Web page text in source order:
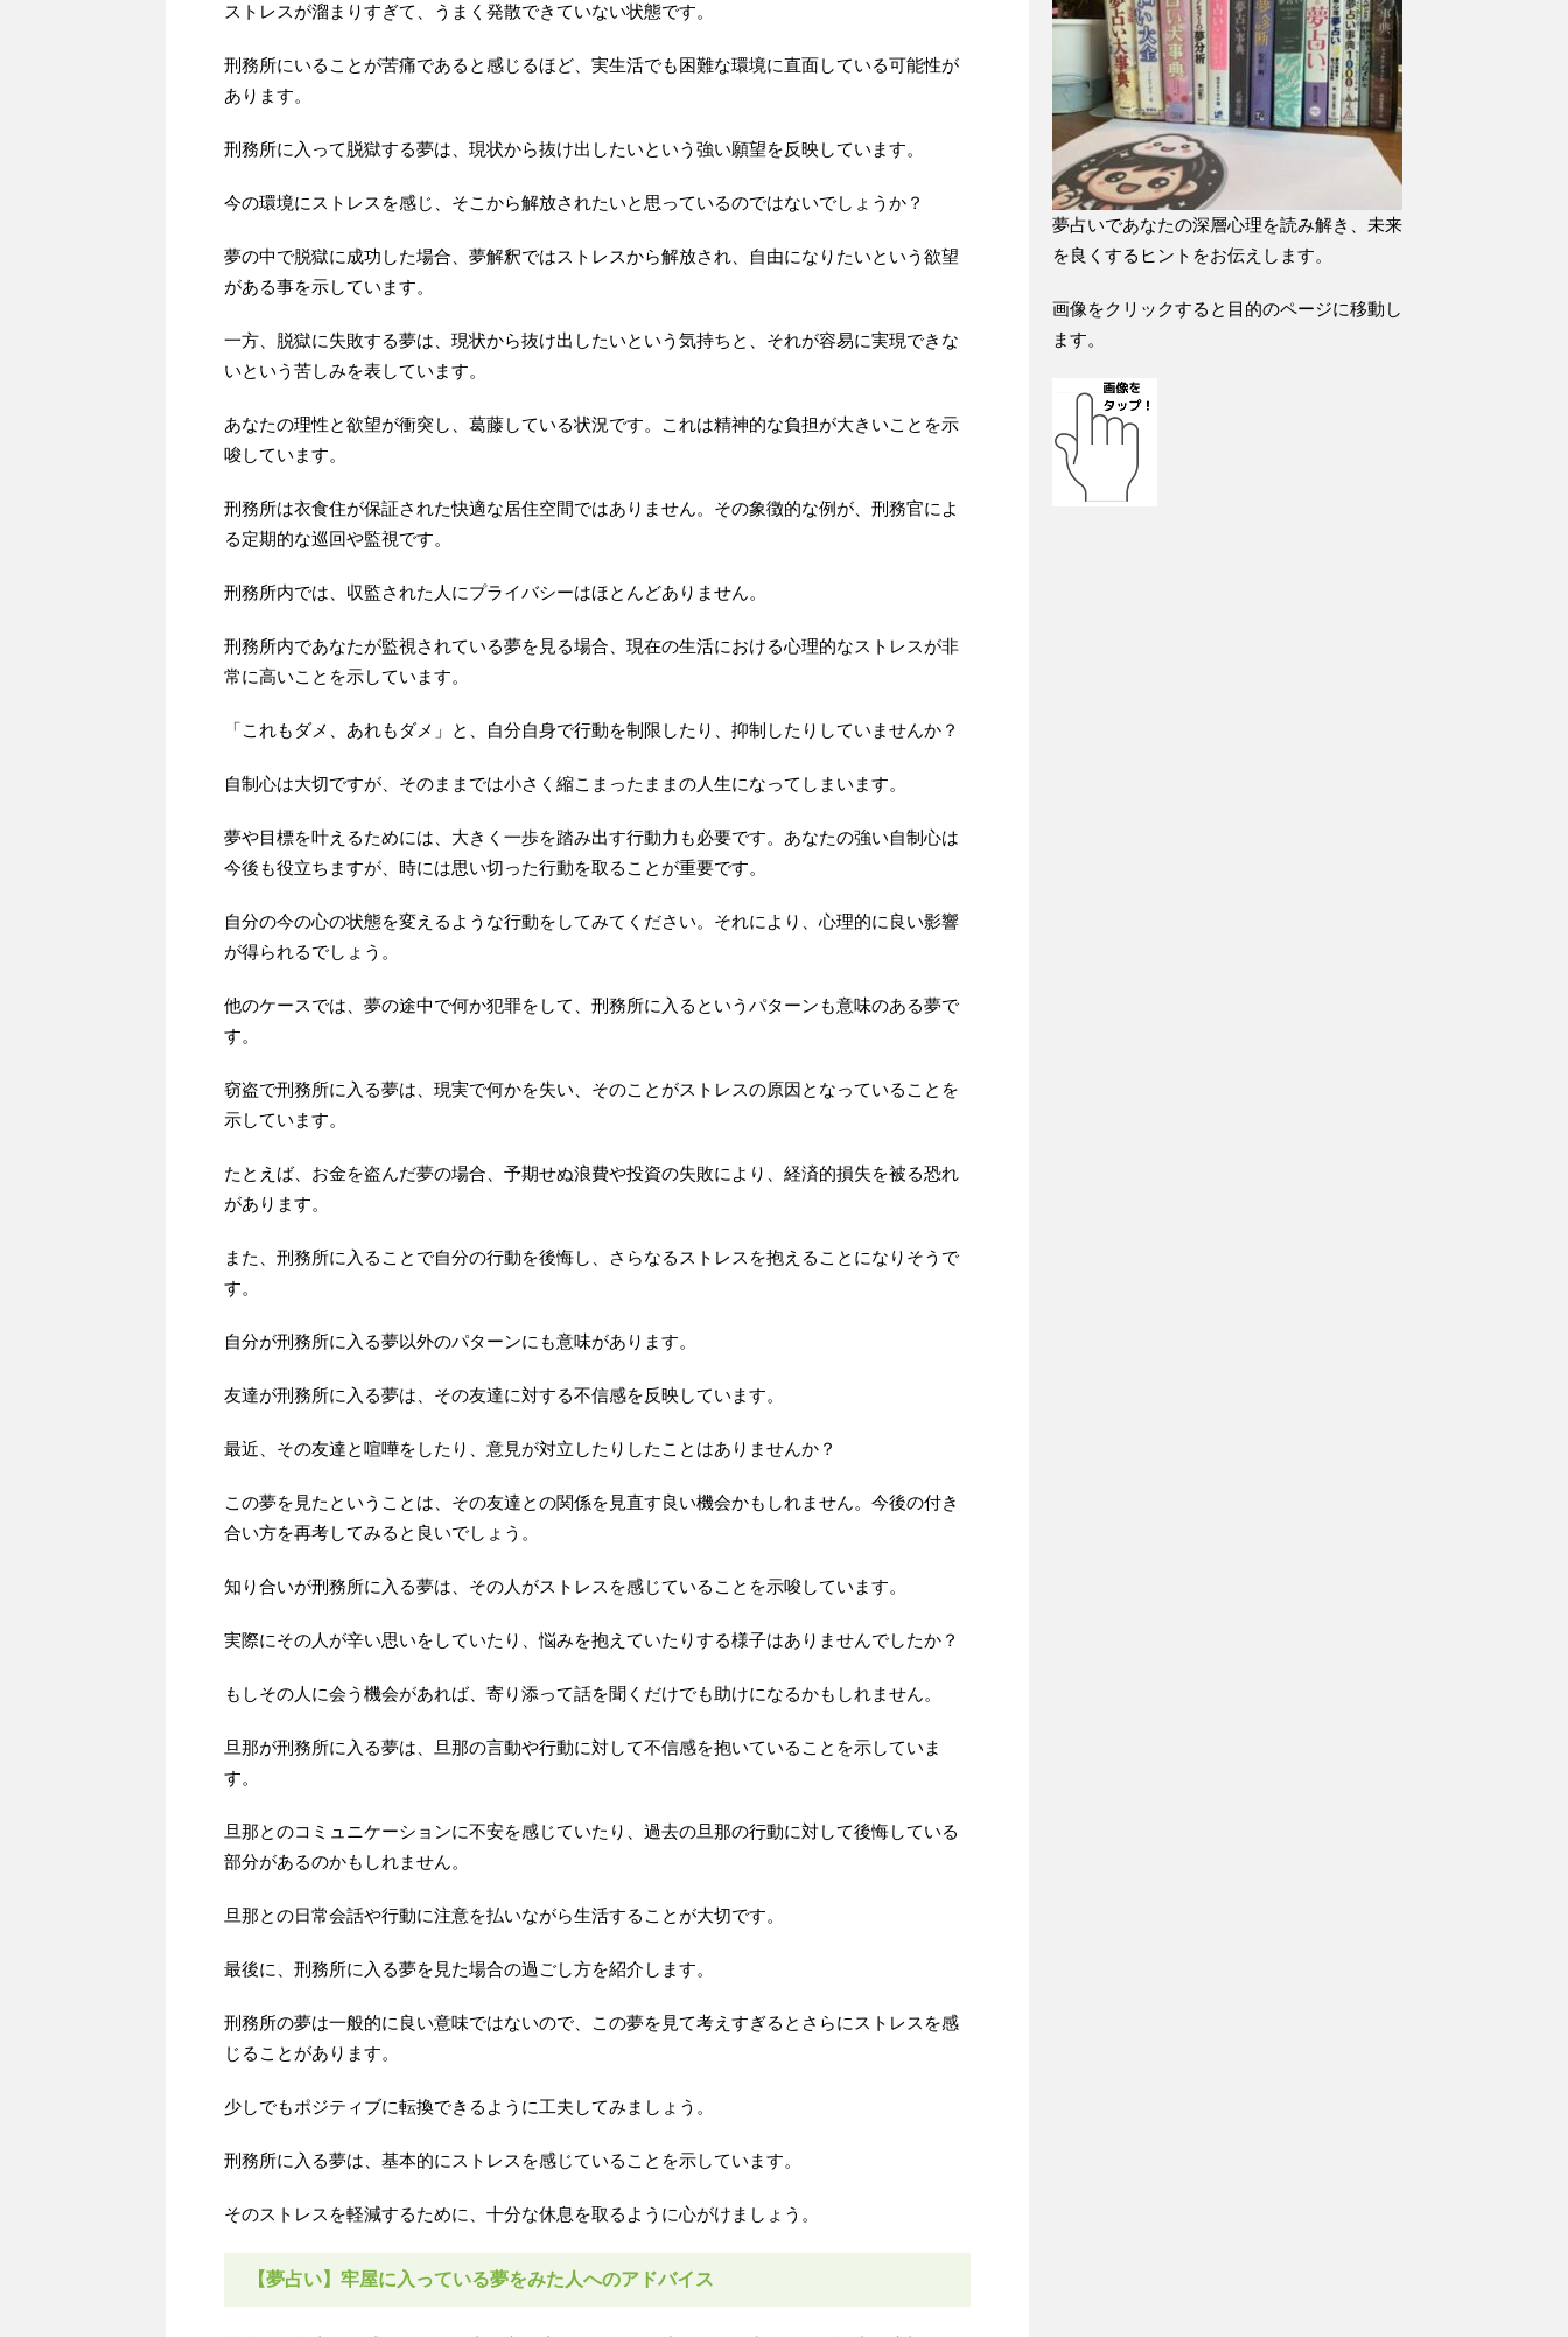
ストレスが溜まりすぎて、うまく発散できていない状態です。
刑務所にいることが苦痛であると感じるほど、実生活でも困難な環境に直面している可能性が
あります。
刑務所に入って脱獄する夢は、現状から抜け出したいという強い願望を反映しています。
今の環境にストレスを感じ、そこから解放されたいと思っているのではないでしょうか？
夢の中で脱獄に成功した場合、夢解釈ではストレスから解放され、自由になりたいという欲望
がある事を示しています。
一方、脱獄に失敗する夢は、現状から抜け出したいという気持ちと、それが容易に実現できな
いという苦しみを表しています。
あなたの理性と欲望が衝突し、葛藤している状況です。これは精神的な負担が大きいことを示
唆しています。
刑務所は衣食住が保証された快適な居住空間ではありません。その象徴的な例が、刑務官によ
る定期的な巡回や監視です。
刑務所内では、収監された人にプライバシーはほとんどありません。
刑務所内であなたが監視されている夢を見る場合、現在の生活における心理的なストレスが非
常に高いことを示しています。
「これもダメ、あれもダメ」と、自分自身で行動を制限したり、抑制したりしていませんか？
自制心は大切ですが、そのままでは小さく縮こまったままの人生になってしまいます。
夢や目標を叶えるためには、大きく一歩を踏み出す行動力も必要です。あなたの強い自制心は
今後も役立ちますが、時には思い切った行動を取ることが重要です。
自分の今の心の状態を変えるような行動をしてみてください。それにより、心理的に良い影響
が得られるでしょう。
他のケースでは、夢の途中で何か犯罪をして、刑務所に入るというパターンも意味のある夢で
す。
窃盗で刑務所に入る夢は、現実で何かを失い、そのことがストレスの原因となっていることを
示しています。
たとえば、お金を盗んだ夢の場合、予期せぬ浪費や投資の失敗により、経済的損失を被る恐れ
があります。
また、刑務所に入ることで自分の行動を後悔し、さらなるストレスを抱えることになりそうで
す。
自分が刑務所に入る夢以外のパターンにも意味があります。
友達が刑務所に入る夢は、その友達に対する不信感を反映しています。
最近、その友達と喧嘩をしたり、意見が対立したりしたことはありませんか？
この夢を見たということは、その友達との関係を見直す良い機会かもしれません。今後の付き
合い方を再考してみると良いでしょう。
知り合いが刑務所に入る夢は、その人がストレスを感じていることを示唆しています。
実際にその人が辛い思いをしていたり、悩みを抱えていたりする様子はありませんでしたか？
もしその人に会う機会があれば、寄り添って話を聞くだけでも助けになるかもしれません。
旦那が刑務所に入る夢は、旦那の言動や行動に対して不信感を抱いていることを示していま
す。
旦那とのコミュニケーションに不安を感じていたり、過去の旦那の行動に対して後悔している
部分があるのかもしれません。
旦那との日常会話や行動に注意を払いながら生活することが大切です。
最後に、刑務所に入る夢を見た場合の過ごし方を紹介します。
刑務所の夢は一般的に良い意味ではないので、この夢を見て考えすぎるとさらにストレスを感
じることがあります。
少しでもポジティブに転換できるように工夫してみましょう。
刑務所に入る夢は、基本的にストレスを感じていることを示しています。
そのストレスを軽減するために、十分な休息を取るように心がけましょう。
【夢占い】牢屋に入っている夢をみた人へのアドバイス
夢占いであなたの深層心理を読み解き、未来
を良くするヒントをお伝えします。
画像をクリックすると目的のページに移動し
ます。